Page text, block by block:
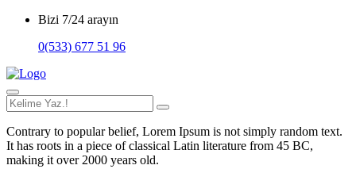
Bizi 7/24 arayın
0(533) 677 51 96
Contrary to popular belief, Lorem Ipsum is not simply random text.
It has roots in a piece of classical Latin literature from 45 BC,
making it over 2000 years old.